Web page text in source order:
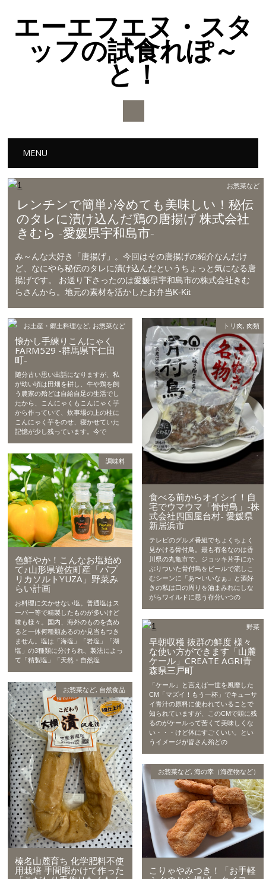
エーエフエヌ・スタ
ッフの試食れぽ～
と！
Main menu
MENU
お惣菜など
レンチンで簡単♪冷めても美味しい！秘伝
のタレに漬け込んだ鶏の唐揚げ 株式会社
きむら -愛媛県宇和島市-
み～んな大好き「唐揚げ」。今回はその唐揚げの紹介なんだけ
ど、なにやら秘伝のタレに漬け込んだというちょっと気になる唐
揚げです。 お送り下さったのは愛媛県宇和島市の株式会社きむ
らさんから。地元の素材を活かしたお弁当K-Kit
お土産・郷土料理など, お惣菜など
懐かし手練りこんにゃく
FARM529 -群馬県下仁田
町-
随分古い思い出話になりますが、私
が幼い頃は田畑を耕し、牛や鶏を飼
う農家の殆どは自給自足の生活でし
たから、こんにゃくもこんにゃく芋
から作っていて、炊事場の上の柱に
こんにゃく芋をのせ、寝かせていた
記憶が少し残っています。今で
トリ肉, 肉類
食べる前からオイシイ！自
宅でウマウマ「骨付鳥」-株
式会社四国屋台村- 愛媛県
新居浜市
テレビのグルメ番組でちょくちょく
見かける骨付鳥。最も有名なのは香
川県の丸亀市で、ジョッキ片手にか
ぶりついた骨付鳥をビールで流しこ
むシーンに「あ〜いいなぁ」と酒好
きの私は口の周りを油まみれにしな
がらワイルドに思う存分いつの
調味料
色鮮やか！こんなお塩始め
て♪山形県遊佐町産「パプ
リカソルトYUZA」野菜み
らい計画
お料理に欠かせない塩。普通塩はス
ーパー等で精製したものが多いけど
味も様々。国内、海外のものを含め
ると一体何種類あるのか見当もつき
ません。塩は「海塩」「岩塩」「湖
塩」の3種類に分けられ、製法によっ
て「精製塩」「天然・自然塩
野菜
早朝収穫 抜群の鮮度 様々
な使い方ができます「山麓
ケール」CREATE AGRI青
森県三戸町
「ケール」と言えば一世を風靡した
CM「マズイ！もう一杯」でキューサ
イ青汁の原料に使われていることで
知られていますが、このCMで頭に残
るのがケールって苦くて美味しくな
い・・・けど体にすごくいい。とい
うイメージが皆さん殆どの
お惣菜など, 自然食品
榛名山麓育ち 化学肥料不使
用栽培 手間暇かけて作った
お惣菜など,海の幸（海産物など）
こりゃやみつき！「お手軽